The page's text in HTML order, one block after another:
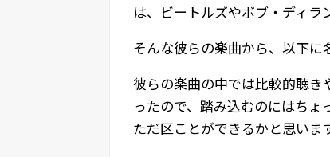
は、ビートルズやボブ・ディラ
そんな彼らの楽曲から、以下に
彼らの楽曲の中では比較的聴
ったので、踏み込むのにはち
ただ区ことができるかと思いま